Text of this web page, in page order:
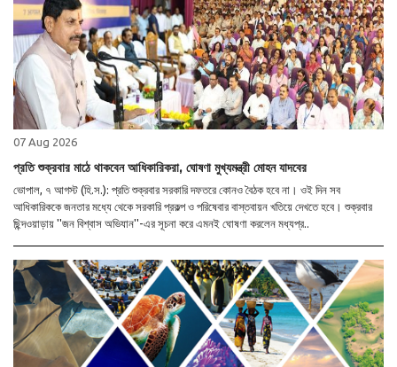
07 Aug 2026
প্রতি শুক্রবার মাঠে থাকবেন আধিকারিকরা, ঘোষণা মুখ্যমন্ত্রী মোহন যাদবের
ভোপাল, ৭ আগস্ট (হি.স.): প্রতি শুক্রবার সরকারি দফতরে কোনও বৈঠক হবে না। ওই দিন সব
আধিকারিককে জনতার মধ্যে থেকে সরকারি প্রকল্প ও পরিষেবার বাস্তবায়ন খতিয়ে দেখতে হবে। শুক্রবার
ছিন্দওয়াড়ায় ''জন বিশ্বাস অভিযান''-এর সূচনা করে এমনই ঘোষণা করলেন মধ্যপ্র..